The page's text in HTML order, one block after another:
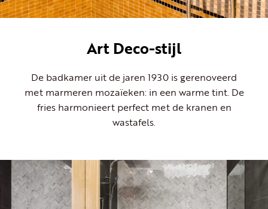
Art Deco-stijl
De badkamer uit de jaren 1930 is gerenoveerd
met marmeren mozaïeken: in een warme tint. De
fries harmonieert perfect met de kranen en
wastafels.